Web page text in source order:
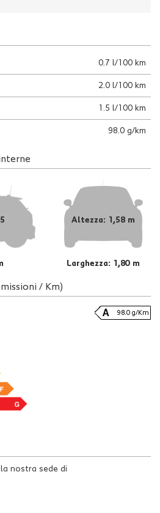
0.7 l/100 km
2.0 l/100 km
1.5 l/100 km
98.0 g/km
Altezza: 1,58 m
Larghezza: 1,80 m
/ Km)
98.0 g/Km
nostra sede di